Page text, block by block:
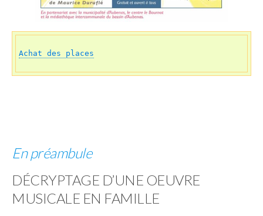
Achat des places
En préambule
DÉCRYPTAGE D’UNE OEUVRE
MUSICALE EN FAMILLE